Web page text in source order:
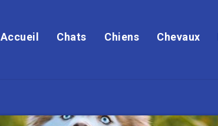
Accueil Chats Chiens Chevaux